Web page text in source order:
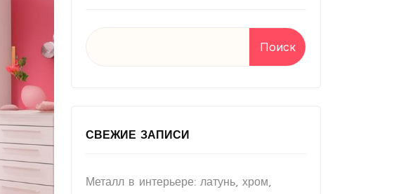
Поиск
СВЕЖИЕ ЗАПИСИ
Металл в интерьере: латунь, хром,